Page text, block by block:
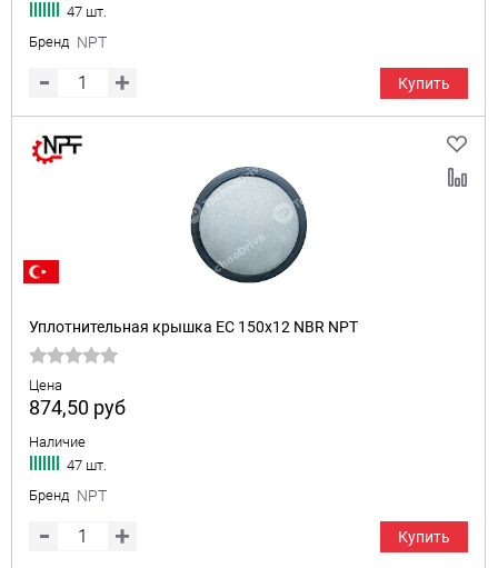
47 шт.
Бренд NPT
Купить
Уплотнительная крышка EC 150x12 NBR NPT
Цена
874,50 руб
Наличие
47 шт.
Бренд NPT
Купить